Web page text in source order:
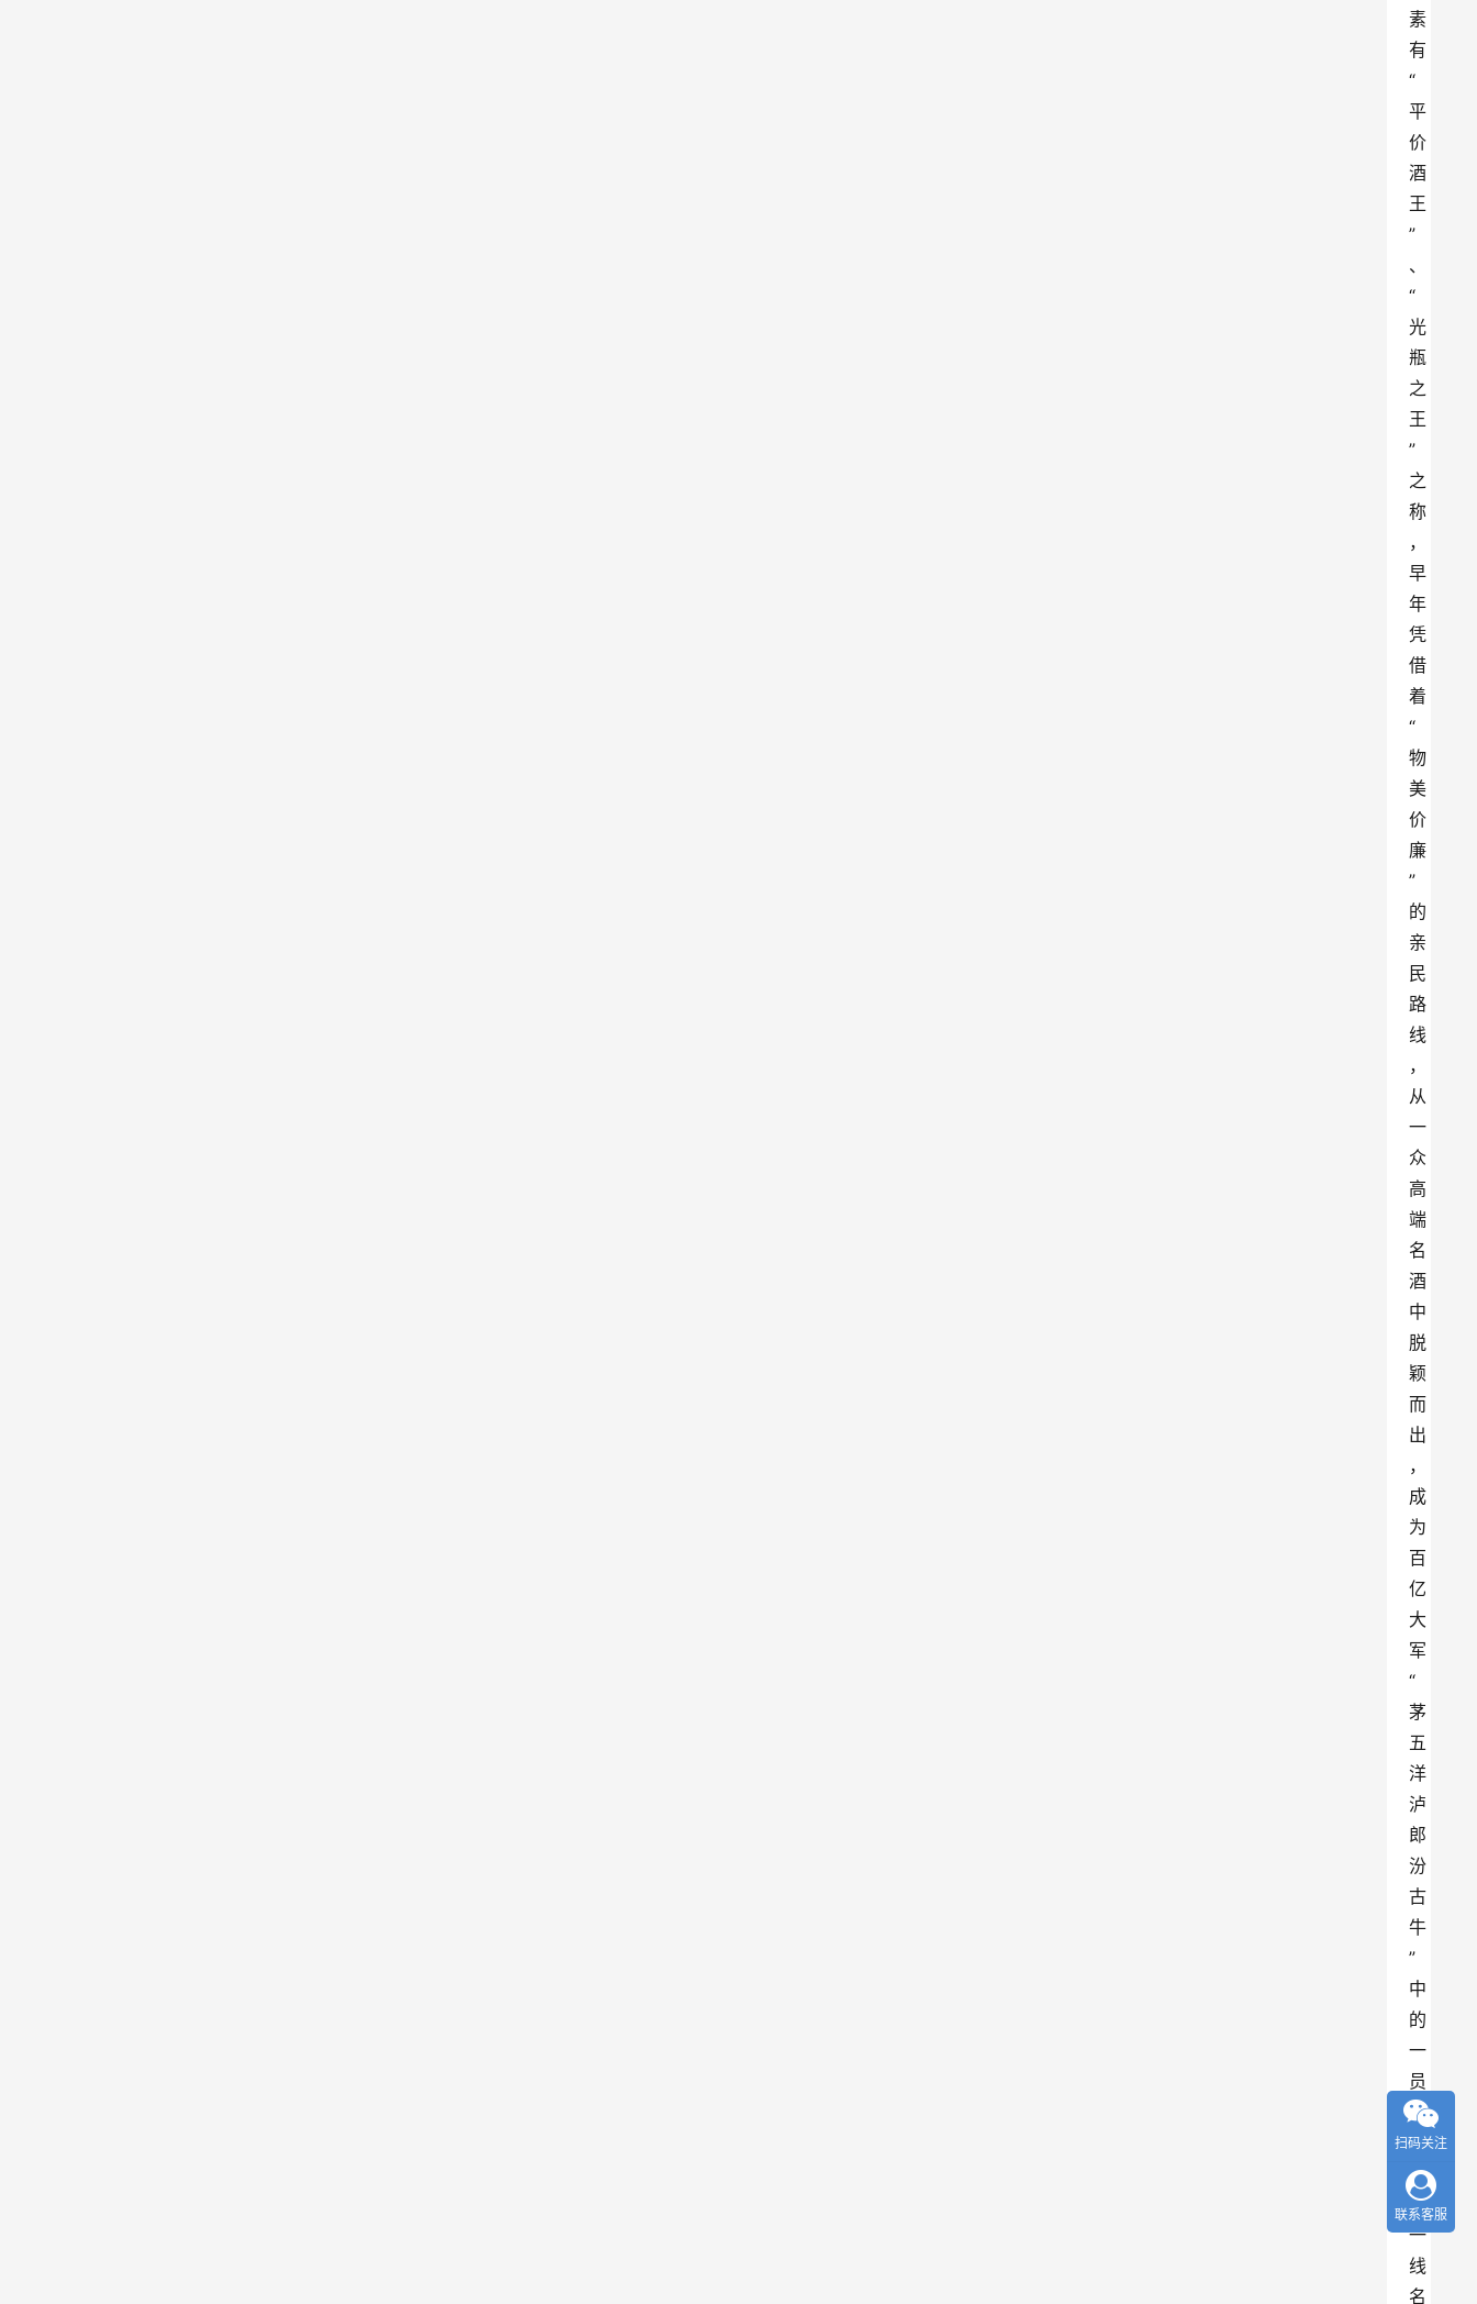
素
有
“
平
价
酒
王
”
、
“
光
瓶
之
王
”
之
称
，
早
年
凭
借
着
“
物
美
价
廉
”
的
亲
民
路
线
，
从
一
众
高
端
名
酒
中
脱
颖
而
出
，
成
为
百
亿
大
军
“
茅
五
洋
泸
郎
汾
古
牛
”
中
的
一
员
。
然
而
在
一
线
名
扫码关注
联系客服